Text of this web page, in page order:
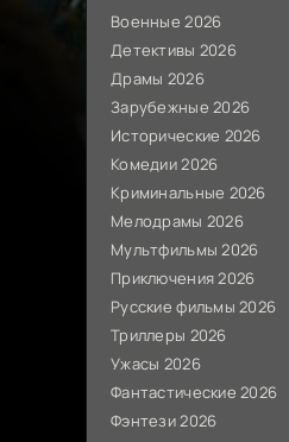
Военные 2026
Детективы 2026
Драмы 2026
Зарубежные 2026
Исторические 2026
Комедии 2026
Криминальные 2026
Мелодрамы 2026
Мультфильмы 2026
Приключения 2026
Русские фильмы 2026
Триллеры 2026
Ужасы 2026
Фантастические 2026
Фэнтези 2026